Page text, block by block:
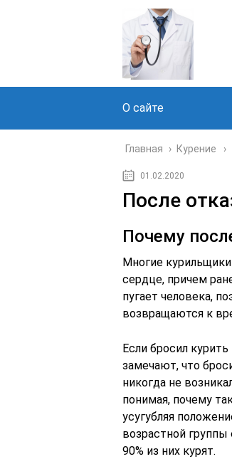
О сайте
Главная › Курение
01.02.2020
После
Почему
Многие
сердце, причем
пугает человека,
возвращаются к
Если бросил
замечают, что
никогда не
понимая, почему
усугубляя
возрастной
90% из них курят.